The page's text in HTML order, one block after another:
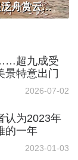
北京多家市属公园延时开放游船，一起泛舟赏云霞！
超九成受
景特意出门
2026-07-02
认为2023年
的一年
2023-01-03